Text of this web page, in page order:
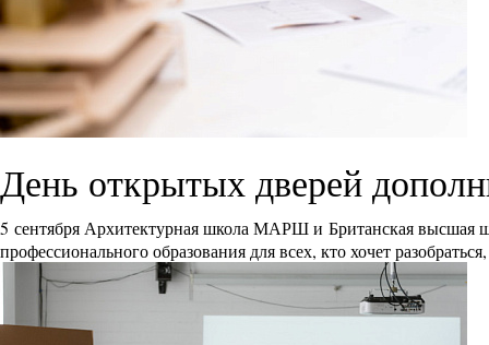
День открытых дверей
5 сентября Архитектурная школа МАРШ и Британская высшая
профессионального образования для всех, кто хочет